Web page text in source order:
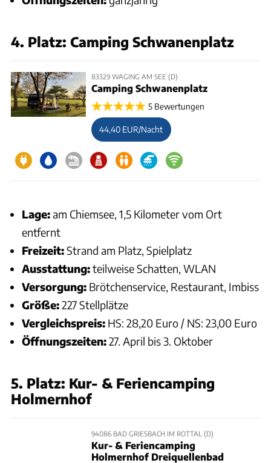
4. Platz: Camping Schwanenplatz
83329 WAGING AM SEE (D)
Camping Schwanenplatz
5 Bewertungen
44,40 EUR/Nacht
Lage:am Chiemsee, 1,5 Kilometer vom Ort
entfernt
Freizeit:Strand am Platz, Spielplatz
Ausstattung:teilweise Schatten, WLAN
Versorgung: Brötchenservice, Restaurant, Imbiss
Größe:227 Stellplätze
Vergleichspreis: HS: 28,20 Euro / NS: 23,00 Euro
Öffnungszeiten:27. April bis 3. Oktober
5. Platz: Kur- & Feriencamping
Holmernhof
94086 BAD GRIESBACH IM ROTTAL (D)
Kur- & Feriencamping
Holmernhof Dreiquellenbad